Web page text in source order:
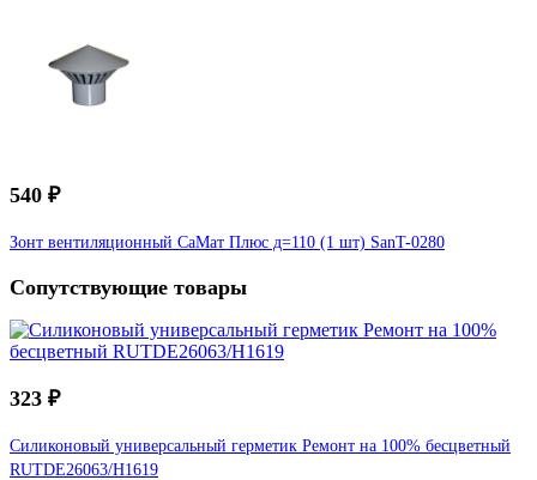
540 ₽
Зонт вентиляционный СаМат Плюс д=110 (1 шт) SanT-0280
Сопутствующие товары
323 ₽
Силиконовый универсальный герметик Ремонт на 100% бесцветный
RUTDE26063/H1619